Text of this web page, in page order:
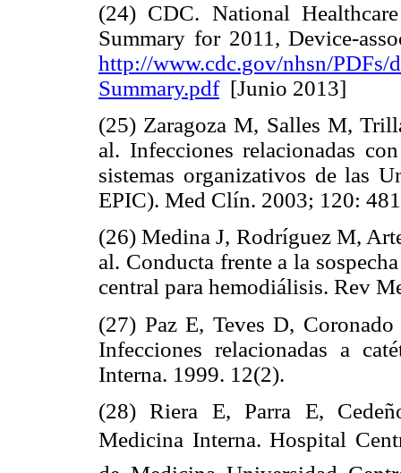
(24) CDC. National
Summary for 2011, Device-
http://www.cdc.gov/nhsn/PDFs/
Summary.pdf[Junio 2013]
(25) Zaragoza M, Salles M,
al. Infecciones relacionadas
sistemas organizativos de las
EPIC). Med Clín. 2003; 120:
(26) Medina J, Rodríguez M,
al. Conducta frente a la
central para hemodiálisis. Rev
(27) Paz E, Teves D,
Infecciones relacionadas a
Interna. 1999. 12(2).
(28) Riera E, Parra E,
Medicina Interna. Hospital